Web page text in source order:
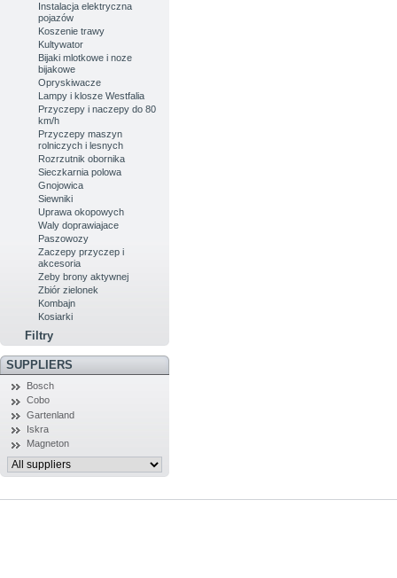
Instalacja elektryczna
pojazów
Koszenie trawy
Kultywator
Bijaki mlotkowe i noze
bijakowe
Opryskiwacze
Lampy i klosze Westfalia
Przyczepy i naczepy do 80
km/h
Przyczepy maszyn
rolniczych i lesnych
Rozrzutnik obornika
Sieczkarnia polowa
Gnojowica
Siewniki
Uprawa okopowych
Waly doprawiajace
Paszowozy
Zaczepy przyczep i
akcesoria
Zeby brony aktywnej
Zbiór zielonek
Kombajn
Kosiarki
Filtry
SUPPLIERS
Bosch
Cobo
Gartenland
Iskra
Magneton